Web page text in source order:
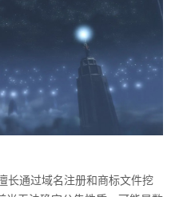
长通过域名注册和商标文件挖